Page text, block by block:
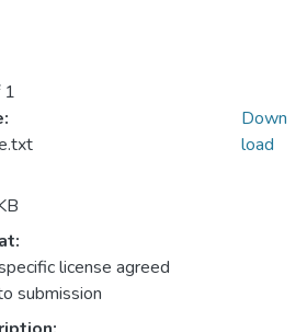
1
license agreed
submission
Down
load